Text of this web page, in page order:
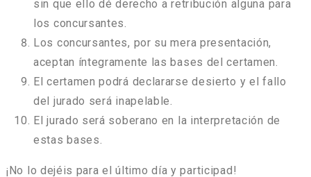
sin que ello dé derecho a retribución alguna para
los concursantes.
Los concursantes, por su mera presentación,
aceptan íntegramente las bases del certamen.
El certamen podrá declararse desierto y el fallo
del jurado será inapelable.
El jurado será soberano en la interpretación de
estas bases.
¡No lo dejéis para el último día y participad!